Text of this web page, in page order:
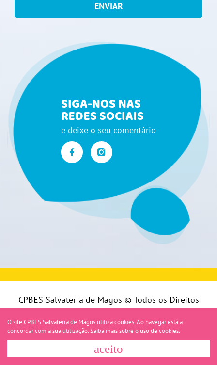
ENVIAR
SIGA-NOS NAS
REDES SOCIAIS
e deixe o seu comentário
CPBES Salvaterra de Magos © Todos os Direitos
reclamações
Desenvolvido por
O site CPBES Salvaterra de Magos utiliza cookies. Ao navegar está a
concordar com a sua utilização.Saiba mais sobre o uso de cookies.
aceito